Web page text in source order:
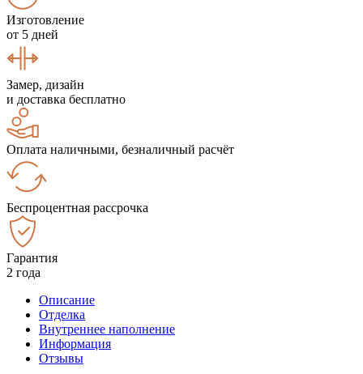
Изготовление
от 5 дней
Замер, дизайн
и доставка бесплатно
Оплата наличными, безналичный расчёт
Беспроцентная рассрочка
Гарантия
2 года
Описание
Отделка
Внутреннее наполнение
Информация
Отзывы